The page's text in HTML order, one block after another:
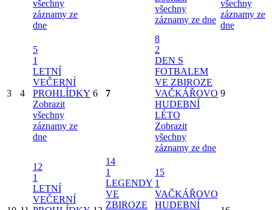
všechny
záznamy ze
dne
všechny
záznamy ze dne
všechny
záznamy ze
dne
3 4
5
1
LETNÍ
VEČERNÍ
PROHLÍDKY
Zobrazit
všechny
záznamy ze
dne
6 7
8
2
DEN S
FOTBALEM
VE ZBIROZE
VAČKÁŘOVO
HUDEBNÍ
LÉTO
Zobrazit
všechny
záznamy ze dne
9
12
1
LETNÍ
VEČERNÍ
14
1
LEGENDY
VE
ZBIROZE
15
1
VAČKÁŘOVO
HUDEBNÍ